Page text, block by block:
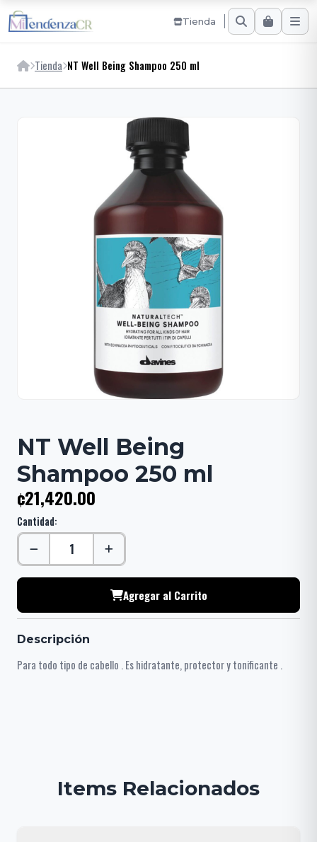
Tienda
Tienda NT Well Being Shampoo 250 ml
NT Well Being
Shampoo 250 ml
¢21,420.00
Cantidad:
Agregar al Carrito
Descripción
Para todo tipo de cabello . Es hidratante, protector y tonificante .
Items Relacionados